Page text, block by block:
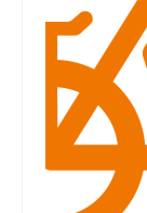
specials
tout
urban
impressum